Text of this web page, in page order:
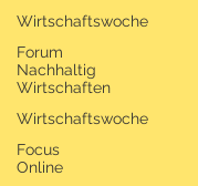
Wirtschaftswoche
Forum
Nachhaltig
Wirtschaften
Wirtschaftswoche
Focus
Online